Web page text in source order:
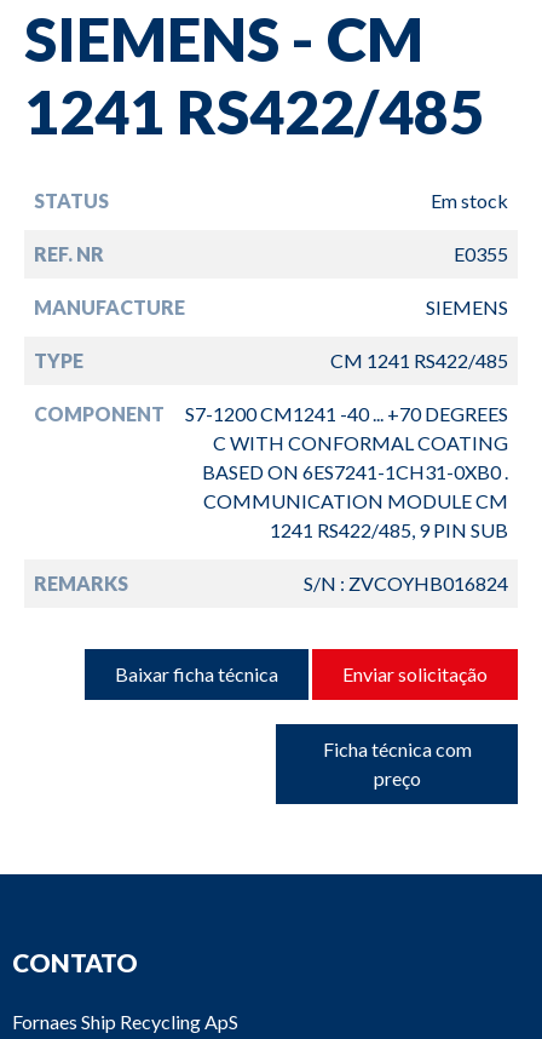
SIEMENS - CM
1241 RS422/485
STATUS Em stock
REF. NR E0355
MANUFACTURE SIEMENS
TYPE CM 1241 RS422/485
COMPONENT
S7-1200 CM1241 -40 ... +70 DEGREES
C WITH CONFORMAL COATING
BASED ON 6ES7241-1CH31-0XB0 .
COMMUNICATION MODULE CM
1241 RS422/485, 9 PIN SUB
REMARKS S/N : ZVCOYHB016824
Baixar ficha técnica Enviar solicitação
Ficha técnica com
preço
CONTATO
Fornaes Ship Recycling ApS